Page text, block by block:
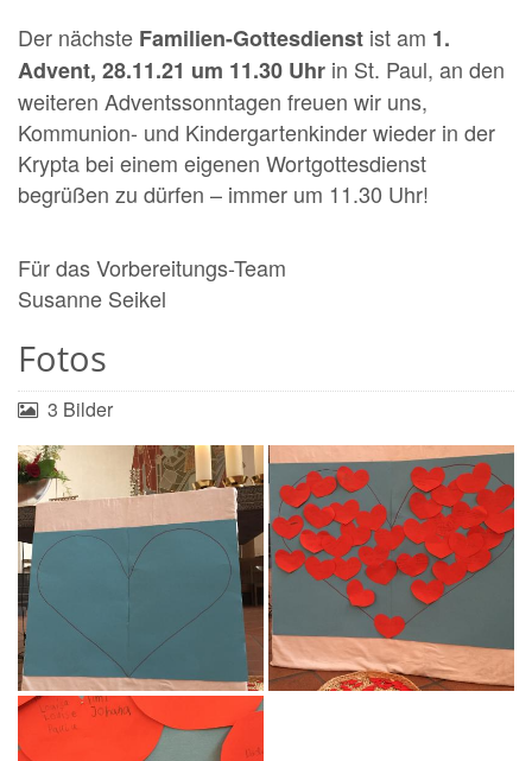
Der nächste Familien-Gottesdienst ist am 1.
Advent, 28.11.21 um 11.30 Uhr in St. Paul, an den
weiteren Adventssonntagen freuen wir uns,
Kommunion- und Kindergartenkinder wieder in der
Krypta bei einem eigenen Wortgottesdienst
begrüßen zu dürfen – immer um 11.30 Uhr!
Für das Vorbereitungs-Team
Susanne Seikel
Fotos
3 Bilder